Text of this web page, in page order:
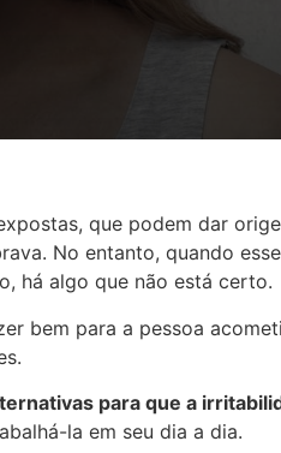
que podem dar
No entanto, quando
há algo que não está certo.
bem para a pessoa
para que a
la em seu dia a dia.